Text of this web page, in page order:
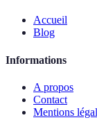
Accueil
Blog
Informations
A propos
Contact
Mentions